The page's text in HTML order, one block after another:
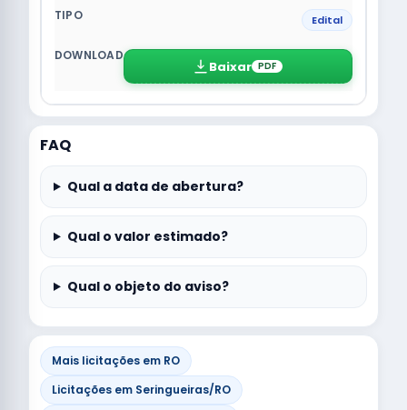
Edital
Baixar PDF
FAQ
Qual a data de abertura?
Qual o valor estimado?
Qual o objeto do aviso?
Mais licitações em RO
Licitações em Seringueiras/RO